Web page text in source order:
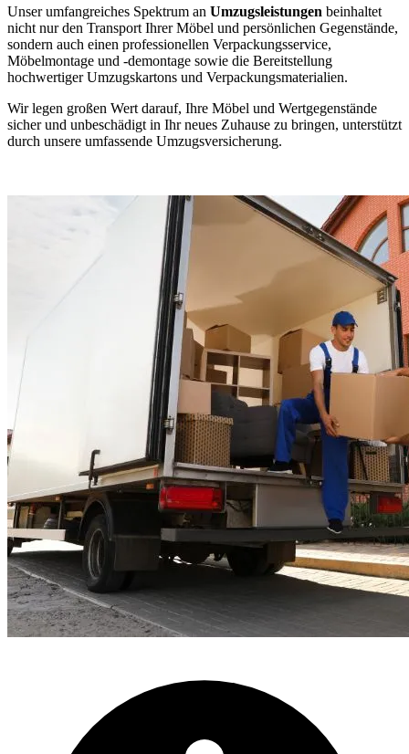
Unser umfangreiches Spektrum an Umzugsleistungen beinhaltet
nicht nur den Transport Ihrer Möbel und persönlichen Gegenstände,
sondern auch einen professionellen Verpackungsservice,
Möbelmontage und -demontage sowie die Bereitstellung
hochwertiger Umzugskartons und Verpackungsmaterialien.
Wir legen großen Wert darauf, Ihre Möbel und Wertgegenstände
sicher und unbeschädigt in Ihr neues Zuhause zu bringen, unterstützt
durch unsere umfassende Umzugsversicherung.